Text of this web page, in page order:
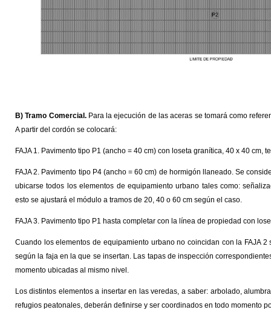
B) Tramo Comercial. Para la ejecución de las aceras se tomará como
A partir del cordón se colocará:
FAJA 1. Pavimento tipo P1 (ancho = 40 cm) con loseta granítica, 40 x 40 cm,
FAJA 2. Pavimento tipo P4 (ancho = 60 cm) de hormigón llaneado. Se
ubicarse todos los elementos de equipamiento urbano tales como:
esto se ajustará el módulo a tramos de 20, 40 o 60 cm según el caso.
FAJA 3. Pavimento tipo P1 hasta completar con la línea de propiedad con
Cuando los elementos de equipamiento urbano no coincidan con la FAJA
según la faja en la que se insertan. Las tapas de inspección
momento ubicadas al mismo nivel.
Los distintos elementos a insertar en las veredas, a saber: arbolado,
refugios peatonales, deberán definirse y ser coordinados en todo momento